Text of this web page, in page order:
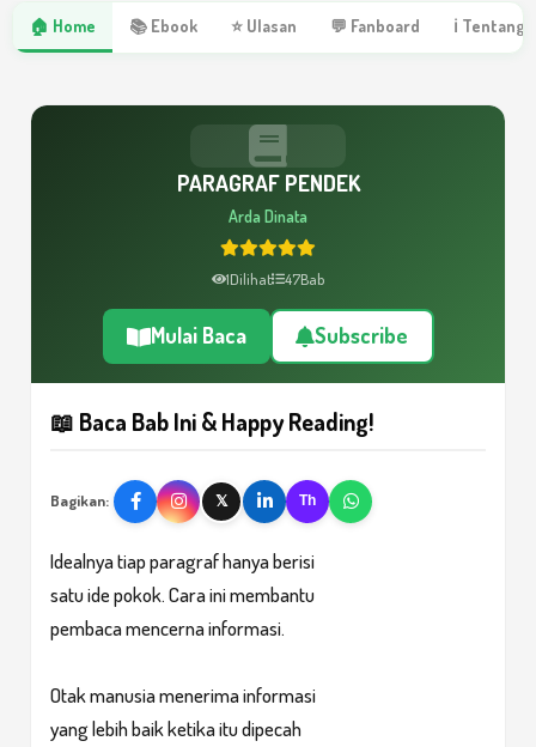
🏠 Home 📚 Ebook ⭐ Ulasan 💬 Fanboard ℹ Tentang
PARAGRAF PENDEK
Arda Dinata
1Dilihat 47Bab
Mulai Baca Subscribe
📖 Baca Bab Ini & Happy Reading!
Bagikan: 𝕏 Th
Idealnya tiap paragraf hanya berisi
satu ide pokok. Cara ini membantu
pembaca mencerna informasi.
Otak manusia menerima informasi
yang lebih baik ketika itu dipecah